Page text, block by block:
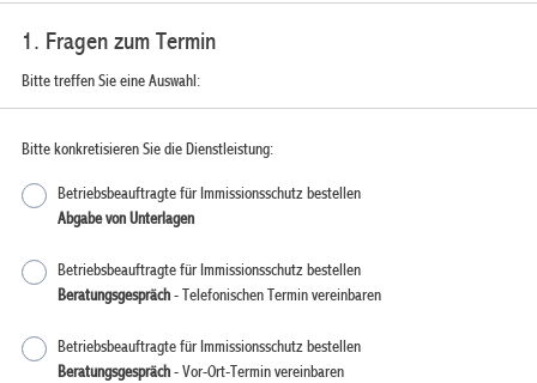
1. Fragen zum Termin
Bitte treffen Sie eine Auswahl:
Bitte konkretisieren Sie die Dienstleistung:
Betriebsbeauftragte für Immissionsschutz bestellen
Abgabe von Unterlagen
Betriebsbeauftragte für Immissionsschutz bestellen
Beratungsgespräch- Telefonischen Termin vereinbaren
Betriebsbeauftragte für Immissionsschutz bestellen
Beratungsgespräch- Vor-Ort-Termin vereinbaren